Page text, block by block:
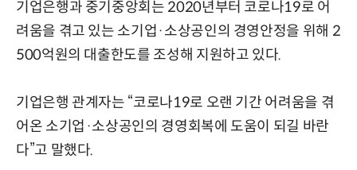
기업은행과 중기중앙회는 2020년부터 코로나19로 어
려움을 겪고 있는 소기업·소상공인의 경영안정을 위해 2
500억원의 대출한도를 조성해 지원하고 있다.
기업은행 관계자는 “코로나19로 오랜 기간 어려움을 겪
어온 소기업·소상공인의 경영회복에 도움이 되길 바란
다”고 말했다.